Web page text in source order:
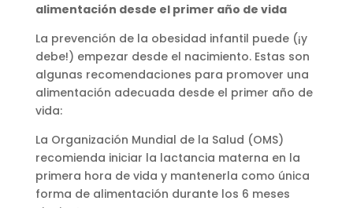
alimentación desde el primer año de vida
La prevención de la obesidad infantil puede (¡y
debe!) empezar desde el nacimiento. Estas son
algunas recomendaciones para promover una
alimentación adecuada desde el primer año de
vida:
La Organización Mundial de la Salud (OMS)
recomienda iniciar la lactancia materna en la
primera hora de vida y mantenerla como única
forma de alimentación durante los 6 meses